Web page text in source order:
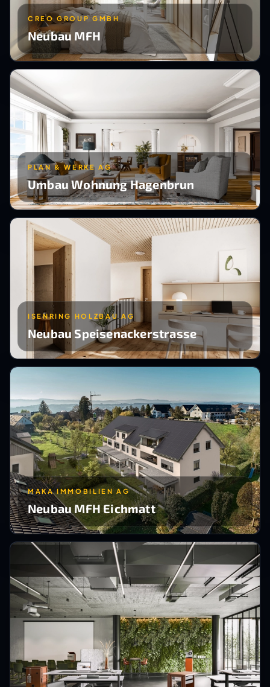
CREO GROUP GMBH
Neubau MFH
PLAN & WERKE AG
Umbau Wohnung Hagenbrun
ISENRING HOLZBAU AG
Neubau Speisenackerstrasse
MAKA IMMOBILIEN AG
Neubau MFH Eichmatt